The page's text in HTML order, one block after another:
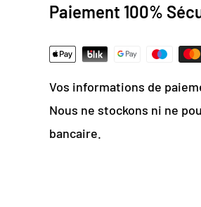
Papier Peint Intissé :
Vinyle & Canvas anti-
Matière ignifugée,
Paiement 100%
Vos informations de
Nous ne stockons ni ne
bancaire.